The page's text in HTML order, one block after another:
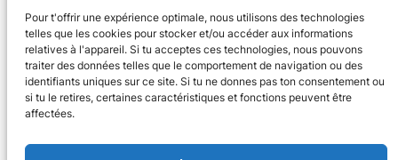
Pour t'offrir une expérience optimale, nous utilisons des technologies
telles que les cookies pour stocker et/ou accéder aux informations
relatives à l'appareil. Si tu acceptes ces technologies, nous pouvons
traiter des données telles que le comportement de navigation ou des
identifiants uniques sur ce site. Si tu ne donnes pas ton consentement ou
si tu le retires, certaines caractéristiques et fonctions peuvent être
affectées.
Musées et expositions
Vivre la nature, Parcs et jardins
Résider & savourer
Sport
Monde du voyage
Visites guidées
Recommandations de voyage FORTE CULTURA